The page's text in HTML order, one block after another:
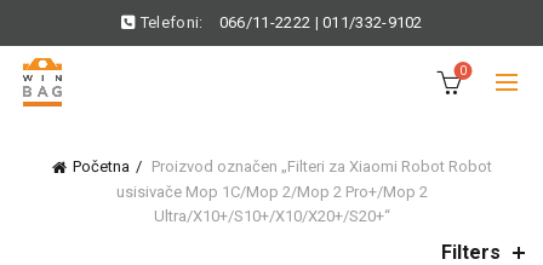
Telefoni: 066/11-2222 |011/332-9102
0
Početna
Proizvod označen „Filteri za Xiaomi Robot Robot
usisivače Mop 1C/Mop 2/Mop 2 Pro+/Mop 2
Ultra/X10+/S10+/X10/X20+/S20+“
Filters